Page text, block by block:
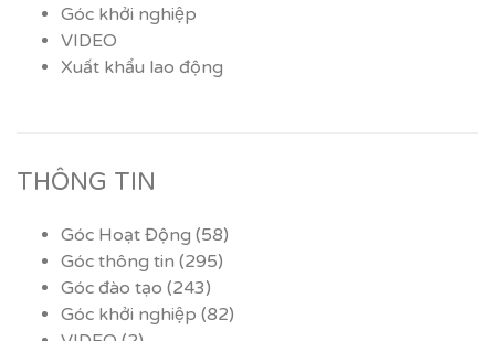
Góc khởi nghiệp
VIDEO
Xuất khẩu lao động
THÔNG TIN
Góc Hoạt Động (58)
Góc thông tin (295)
Góc đào tạo (243)
Góc khởi nghiệp (82)